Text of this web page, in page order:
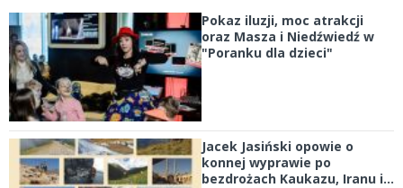
Pokaz iluzji, moc atrakcji
oraz Masza i Niedźwiedź w
"Poranku dla dzieci"
Jacek Jasiński opowie o
konnej wyprawie po
bezdrożach Kaukazu, Iranu i...